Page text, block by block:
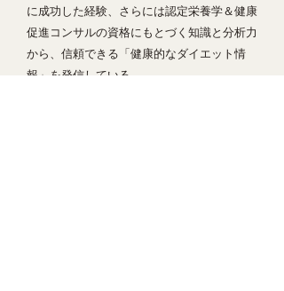
に成功した経験、さらには認定栄養学＆健康
促進コンサルの資格にもとづく知識と分析力
から、信頼できる「健康的なダイエット情
報」を発信している。